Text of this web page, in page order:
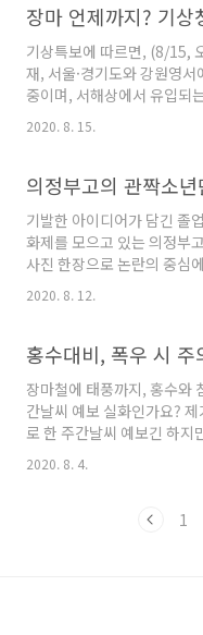
향을 방문하실 분들은 현장
온라인과 ARS 전화접..
문가들은 전파양상을 고려했
래도 현 상황을 대응하기엔
요. 그래서 조심스럽게 사회
상에 대한 필요성이 이야기
요, 사회적 거리두기가 3단
리일상에는 어떤 변화가 있
한 외출, 모임 및 다중시설
경제활동 외 모..
장마 언제까지? 기상
기상특보에 따르면, (8/15,
재, 서울·경기도와 강원영
중이며, 서해상에서 유입되
(12시)까지 돌풍과 천둥·번
와 농경지 침수, 산사태, 축
산간, 계곡 등에서는 안전사
야 합니다. 기상청 예보에
중부에 많은 비가 오고, 낮부
무더위가 올 거라고 하는데
는 2020 장마인 것 같습니다
장 강수일수(37.8일) 맞다..
2020. 8. 15.
기발한 아이디어가 담긴 졸
화제를 모으고 있는 의정부
사진 한장으로 논란의 중심
패러디한 사진 때문입니다.
요?관짝소년단은 ‘관짝’과
어로, 관을 어깨에 올리고 춤
나의 독특한 장례 문화가 인
퍼지게 되면서 하나의 밈
되었어요. 밈(MEME)이란?
라면 알고 있어야 할 2020 트
몇가지 예시들에 대해 알아
2020. 8. 12.
장마철에 태풍까지, 홍수와
간날씨 예보 실화인가요?
로 한 주간날씨 예보긴 하지
는 것 같습니다. 올 여름 장마
것 같은데 강수량도 많은데
요. 게다가 앞으로도 최소 일
2020. 8. 4.
1